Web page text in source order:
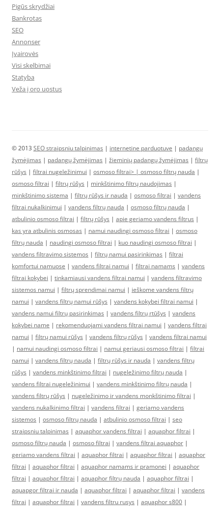
Pigūs skrydžiai
Bankrotas
SEO
Annonser
Įvairovės
Visi skelbimai
Statyba
Veža į oro uostus
© 2013 SEO straipsniu talpinimas | internetine parduotuve | padangų
žymėjimas | padangų žymėjimas | žieminių padangų žymėjimas | filtrų
rūšys | filtrai nugeležinimui | osmoso filtrai> | osmoso filtrų nauda |
osmoso filtrai | filtrų rūšys | minkštinimo filtrų naudojimas |
minkštinimo sistema | filtrų rūšys ir nauda | osmoso filtrai | vandens
filtrai nukalkinimui | vandens filtrų nauda | osmoso filtrų nauda |
atbulinio osmoso filtrai | filtrų rūšys | apie geriamo vandens filtrus |
kas yra atbulinis osmosas | namui naudingi osmoso filtrai | osmoso
filtrų nauda | naudingi osmoso filtrai | kuo naudingi osmoso filtrai |
vandens filtravimo sistemos | filtrų namui pasirinkimas | filtrai
komfortui namuose | vandens filtrai namui | filtrai namams | vandens
filtrai kokybei | tinkamiausi vandens filtrai namui | vandens filtravimo
sistemos namui | filtrų sprendimai namui | ieškome vandens filtrų
namui | vandens filtrų namui rūšys | vandens kokybei filtrai namui |
vandens namui filtrų pasirinkimas | vandens filtrų rtūšys | vandens
kokybei name | rekomenduojami vandens filtrai namui | vandens filtrai
namui | filtrų namui rūšys | vandens filtrų rūšys | vandens filtrai namui
| namui naudingi osmoso filtrai | namui geriausi osmoso filtrai | filtrai
namui | vandens filtrų nauda | filtrų rūšys ir nauda | vandens filtrų
rūšys | vandens minkštinimo filtrai | nugeležinimo filtrų nauda |
vandens filtrai nugeležinimui | vandens minkštinimo filtrų nauda |
vandens filtrų rūšys | nugeležinimo ir vandens monkštinimo filtrai |
vandens nukalkinimo filtrai | vandens filtrai | geriamo vandens
sistemos | osmoso filtrų nauda | atbulinio osmoso filtrai | seo
straipsniu talpinimas | aquaphor vandens filtrai | aquaphor filtrai |
osmoso filtrų nauda | osmoso filtrai | vandens filtrai aquaphor |
geriamo vandens filtrai | aquaphor filtrai | aquaphor filtrai | aquaphor
filtrai | aquaphor filtrai | aquaphor namams ir pramonei | aquaphor
filtrai | aquaphor filtrai | aquaphor filtrų nauda | aquaphor filtrai |
aquapgor filtrai ir nauda | aquaphor filtrai | aquaphor filtrai | vandens
filtrai | aquaphor filtrai | vandens filtru rusys | aquaphor s800 |